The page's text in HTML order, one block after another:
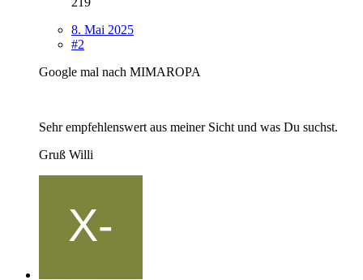
8. Mai 2025
#2
Google mal nach MIMAROPA
Sehr empfehlenswert aus meiner Sicht und was Du suchst.
Gruß Willi